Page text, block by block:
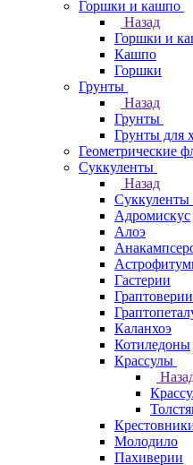
Горшки и кашпо
Назад
Горшки и
Кашпо
Горшки
Грунты
Назад
Грунты
Грунты для
Геометрические
Суккуленты
Назад
Суккуленты
Адромискус
Алоэ
Гастерии
Граптоверии
Каланхоэ
Котиледоны
Крассулы
Молодило
Пахиверии